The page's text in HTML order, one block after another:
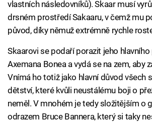
vlastních následovníků). Skaar musí
drsném prostředí Sakaaru, v čemž mu
původ, díky němuž extrémně rychle
Skaarovi se podaří porazit jeho
Axemana Bonea a vydá se na zem, aby
Vnímá ho totiž jako hlavní důvod všech
dětství, které kvůli neustálému boji o
neměl. V mnohém je tedy složitějším o
odrazem Bruce Bannera, který si taky